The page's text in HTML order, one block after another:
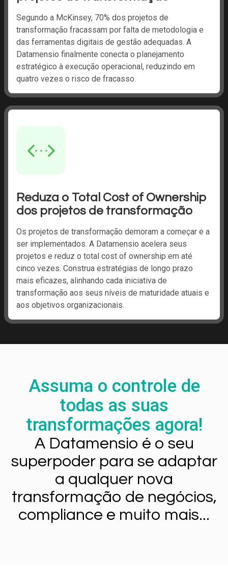
Segundo a McKinsey, 70% dos projetos de
transformação fracassam por falta de metodologia e
das ferramentas digitais de gestão adequadas. A
Datamensio finalmente conecta o planejamento
estratégico à execução operacional, reduzindo em
quatro vezes o risco de fracasso.
Reduza o Total Cost of Ownership
dos projetos de transformação
Os projetos de transformação demoram a começar e a
ser implementados. A Datamensio acelera seus
projetos e reduz o total cost of ownership em até
cinco vezes. Construa estratégias de longo prazo
mais eficazes, alinhando cada iniciativa de
transformação aos seus níveis de maturidade atuais e
aos objetivos organizacionais.
Assuma o controle de
todas as suas
transformações agora!
A Datamensio é o seu
superpoder para se adaptar
a qualquer nova
transformação de negócios,
compliance e muito mais...